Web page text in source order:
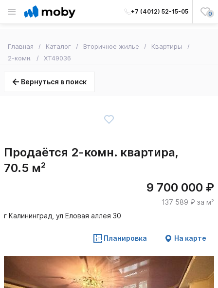
+7 (4012) 52-15-05 0
Главная Каталог Вторичное жилье
Квартиры
2-комн.
XT49036
Вернуться в поиск
Продаётся 2-комн. квартира,
70.5 м²
9 700 000 ₽
137 589 ₽ за м²
г Калининград, ул Еловая аллея 30
Планировка На карте